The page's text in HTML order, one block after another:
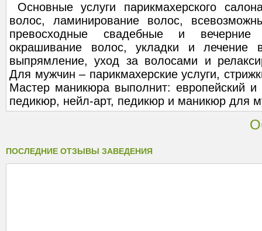
Основные услуги парикмахерского
волос, ламинирование волос,
превосходные свадебные и вечерние
окрашивание волос, укладки и лечение
выпрямление, уход за волосами и
Для мужчин – парикмахерские услуги,
Мастер маникюра выполнит: европейский и
педикюр, нейл-арт, педикюр и маникюр для
ПОСЛЕДНИЕ ОТЗЫВЫ ЗАВЕДЕНИЯ